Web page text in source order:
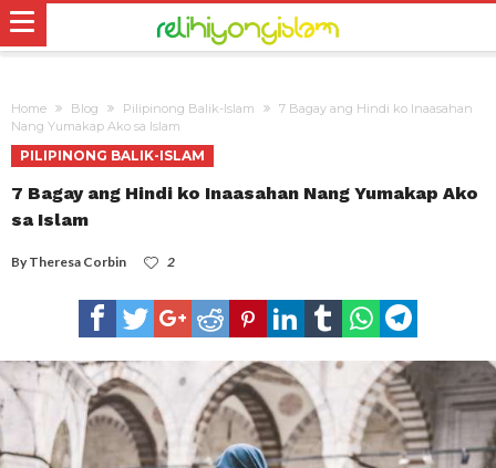
Home Blog Pilipinong Balik-Islam
7 Bagay ang Hindi ko Inaasahan
Nang Yumakap Ako sa Islam
PILIPINONG BALIK-ISLAM
7 Bagay ang Hindi ko Inaasahan Nang Yumakap Ako
sa Islam
By Theresa Corbin 2